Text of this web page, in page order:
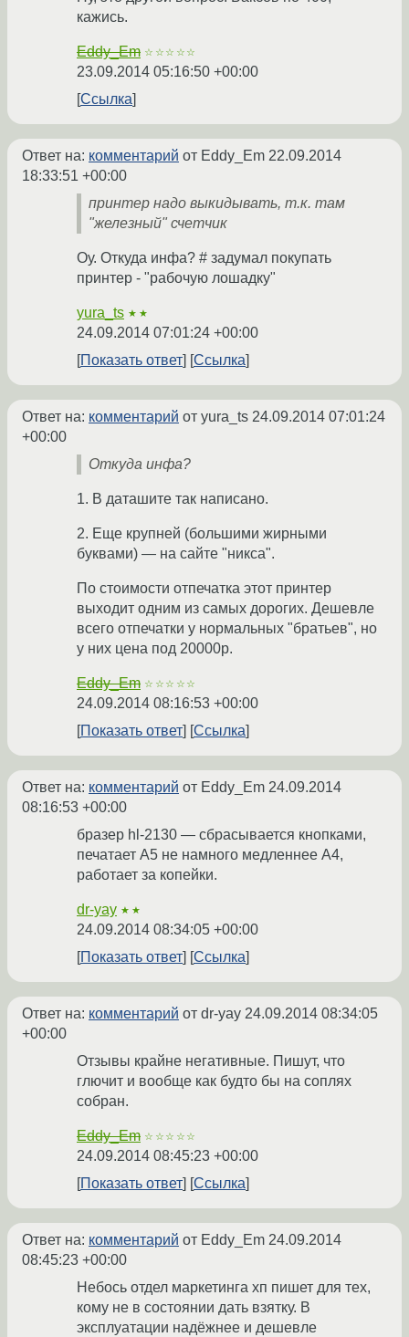
кажись.
Eddy_Em ☆☆☆☆☆
23.09.2014 05:16:50 +00:00
Ссылка
Ответ на: комментарий от Eddy_Em 22.09.2014
18:33:51 +00:00
принтер надо выкидывать, т.к. там
"железный" счетчик
Оу. Откуда инфа? # задумал покупать
принтер - "рабочую лошадку"
yura_ts ★★
24.09.2014 07:01:24 +00:00
Показать ответ
Ссылка
Ответ на: комментарий от yura_ts 24.09.2014 07:01:24
+00:00
Откуда инфа?
1. В даташите так написано.
2. Еще крупней (большими жирными
буквами) — на сайте "никса".
По стоимости отпечатка этот принтер
выходит одним из самых дорогих. Дешевле
всего отпечатки у нормальных "братьев", но
у них цена под 20000р.
Eddy_Em ☆☆☆☆☆
24.09.2014 08:16:53 +00:00
Показать ответ
Ссылка
Ответ на: комментарий от Eddy_Em 24.09.2014
08:16:53 +00:00
бразер hl-2130 — сбрасывается кнопками,
печатает А5 не намного медленнее А4,
работает за копейки.
dr-yay ★★
24.09.2014 08:34:05 +00:00
Показать ответ
Ссылка
Ответ на: комментарий от dr-yay 24.09.2014 08:34:05
+00:00
Отзывы крайне негативные. Пишут, что
глючит и вообще как будто бы на соплях
собран.
Eddy_Em ☆☆☆☆☆
24.09.2014 08:45:23 +00:00
Показать ответ
Ссылка
Ответ на: комментарий от Eddy_Em 24.09.2014
08:45:23 +00:00
Небось отдел маркетинга хп пишет для тех,
кому не в состоянии дать взятку. В
эксплуатации надёжнее и дешевле